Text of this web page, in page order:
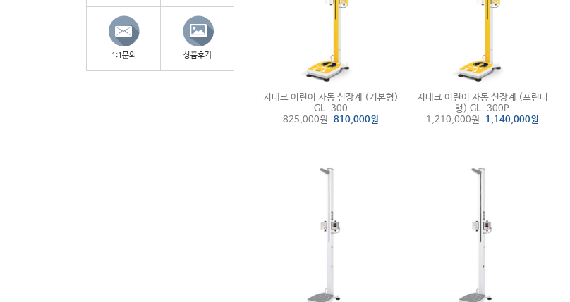
1:1문의 상품후기
지테크 어린이 자동 신장계 (기본형)
GL-300
825,000원 810,000원
지테크 어린이 자동 신장계 (프린터
형) GL-300P
1,210,000원
1,140,000원